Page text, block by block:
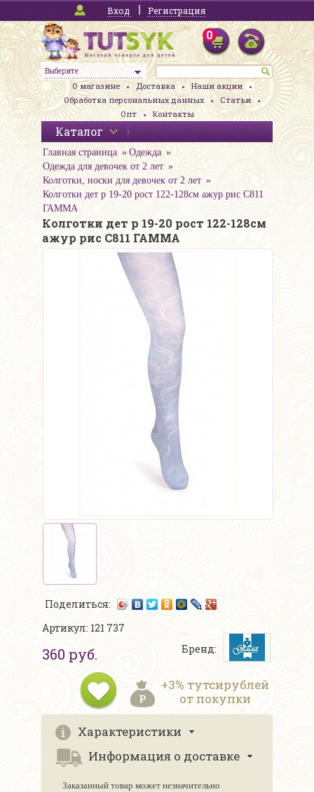
Вход Регистрация
Выберите
0
О магазине Доставка
Наши акции
Обработка персональных данных
Статьи
Опт
Контакты
Каталог
Главная страница
Одежда
Одежда для девочек от 2 лет
Колготки, носки для девочек от 2 лет
Колготки дет р 19-20 рост 122-128см ажур рис С811
ГАММА
Колготки дет р 19-20 рост 122-128см
ажур рис С811 ГАММА
Поделиться:
Артикул: 121 737
360 руб. Бренд:
+3% тутсирублей
от покупки
Характеристики
Информация о доставке
Заказанный товар может незначительно